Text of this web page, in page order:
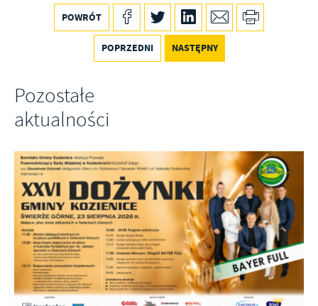
POWRÓT
POPRZEDNI NASTĘPNY
Pozostałe
aktualności